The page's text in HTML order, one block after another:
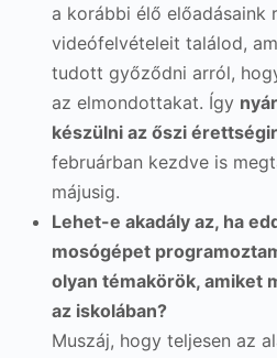
a korábbi élő előadásaink
videófelvételeit találod,
tudott győződni arról,
az elmondottakat. Így
készülni az őszi
februárban kezdve is
májusig.
Lehet-e akadály az, ha
mosógépet
olyan témakörök, amiket
az iskolában?
Muszáj, hogy teljesen az